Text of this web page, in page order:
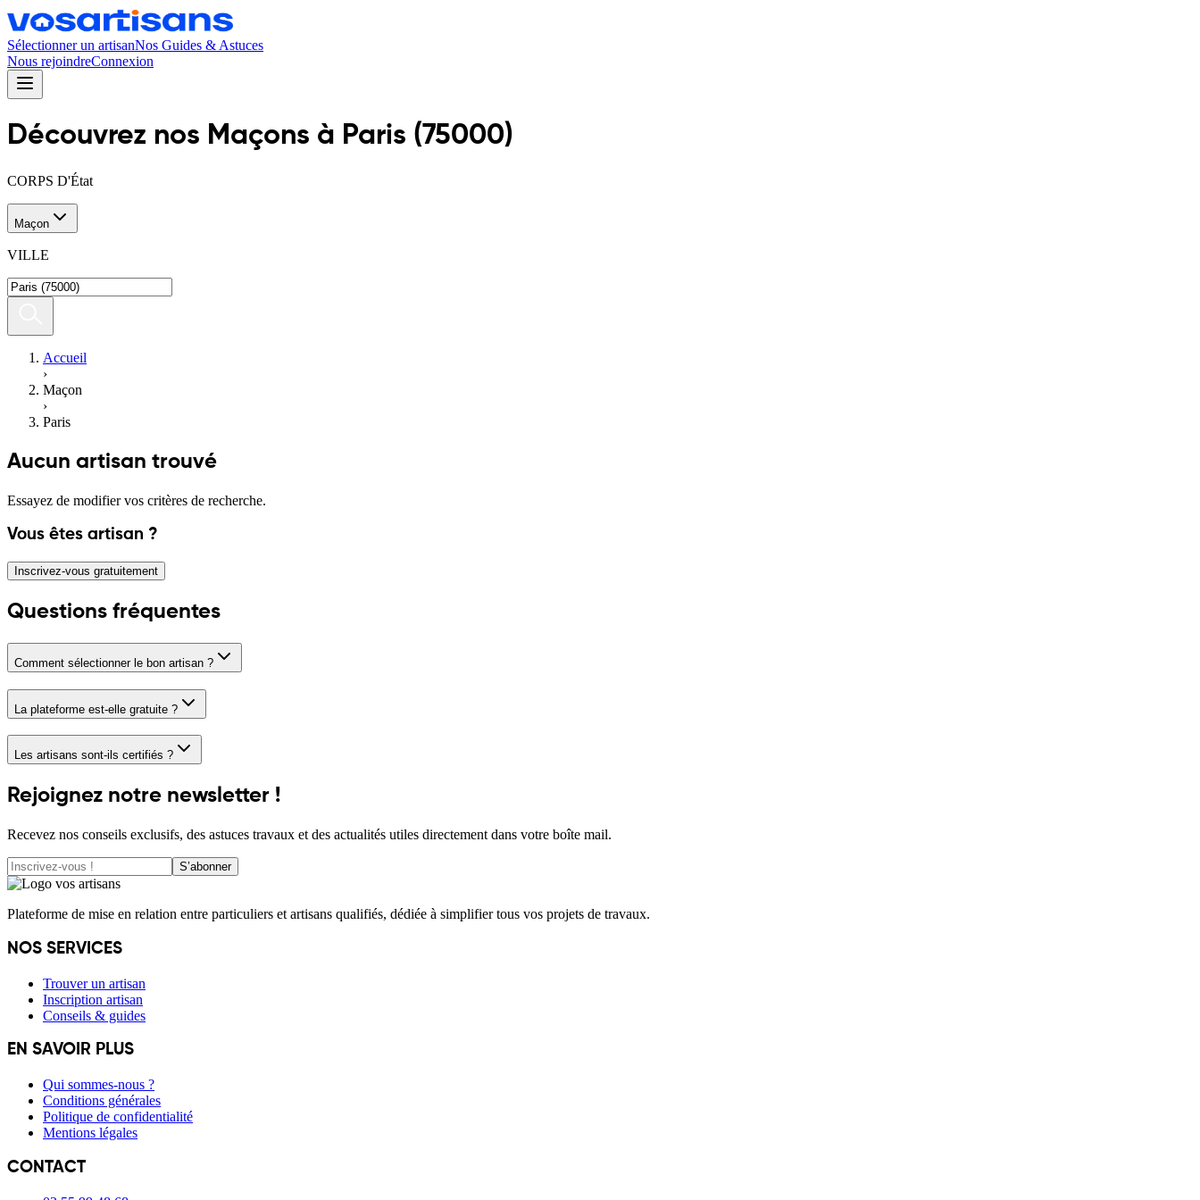
Sélectionner un artisanNos Guides & Astuces
Nous rejoindreConnexion
Découvrez nos Maçons à Paris (75000)
CORPS D'État
Maçon
VILLE
Accueil
›
Maçon
›
Paris
Aucun artisan trouvé
Essayez de modifier vos critères de recherche.
Vous êtes artisan ?
Inscrivez-vous gratuitement
Questions fréquentes
Comment sélectionner le bon artisan ?
La plateforme est-elle gratuite ?
Les artisans sont-ils certifiés ?
Rejoignez notre newsletter !
Recevez nos conseils exclusifs, des astuces travaux et des actualités utiles directement dans votre boîte mail.
S’abonner
Plateforme de mise en relation entre particuliers et artisans qualifiés, dédiée à simplifier tous vos projets de travaux.
NOS SERVICES
Trouver un artisan
Inscription artisan
Conseils & guides
EN SAVOIR PLUS
Qui sommes-nous ?
Conditions générales
Politique de confidentialité
Mentions légales
CONTACT